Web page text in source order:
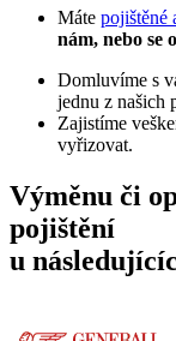
Máte pojištěné
nám, nebo se
Domluvíme s
jednu z našich
Zajistíme
vyřizovat.
Výměnu či
pojištění
u